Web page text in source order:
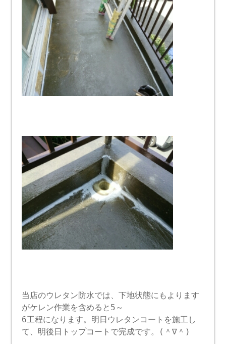
当店のウレタン防水では、下地状態にもよります
がケレン作業を含めると5～
6工程になります。明日ウレタンコートを施工し
て、明後日トップコートで完成です。(＾∇＾)